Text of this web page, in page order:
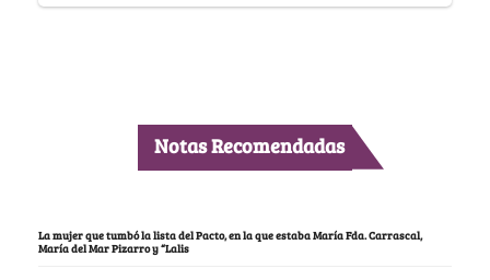
Notas Recomendadas
La mujer que tumbó la lista del Pacto, en la que estaba María Fda. Carrascal,
María del Mar Pizarro y “Lalis